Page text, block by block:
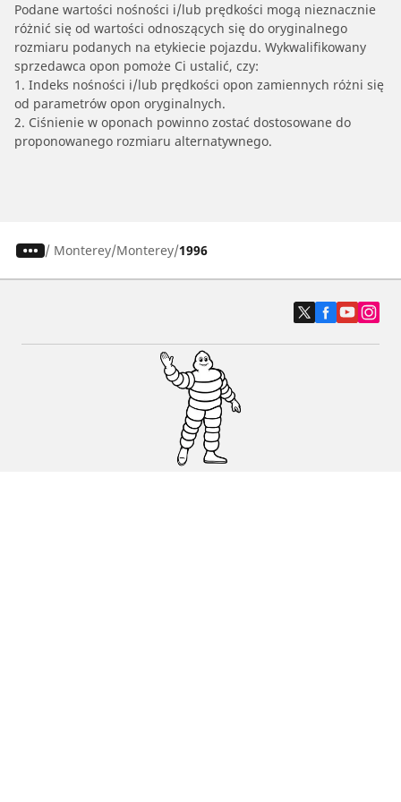
Podane wartości nośności i/lub prędkości mogą nieznacznie
różnić się od wartości odnoszących się do oryginalnego
rozmiaru podanych na etykiecie pojazdu. Wykwalifikowany
sprzedawca opon pomoże Ci ustalić, czy:
1. Indeks nośności i/lub prędkości opon zamiennych różni się
od parametrów opon oryginalnych.
2. Ciśnienie w oponach powinno zostać dostosowane do
proponowanego rozmiaru alternatywnego.
/ Monterey Monterey 1996